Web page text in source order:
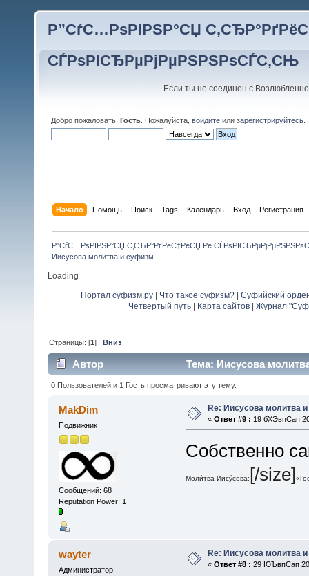
Р”СѓС…РѕРІРЅР°СЏ
СЃРѕРІСЂРµРјРµРЅРЅРѕСЃС‚СЊ
Если ты не соединен с
Добро пожаловать, Гость . Пожалуйста, войдите или зарегистрируйтесь
Начало Помощь Поиск Tags Календарь Вход Регистрация
Р”СѓС…РѕРІРЅР°СЏ С‚СЂР°РґРёС†РёСЏ Рё
Иисусова молитва и суфизм
Loading
Портал суфизм.ру Что такое суфизм?
Суфийский
Четвертый путь| Карта сайтов| Журнал
Страницы: [1] Вниз
Автор Тема: Иисусова
0 Пользователей и 1 Гость просматривают эту тему.
MakDim
Подвижник
Сообщений: 68
Reputation Power: 1
Re: Иисусова молитва
« Ответ #9 : 19 бХЭвпСап
Собственно
Моли́тва Иису́сова:[/size]
wayter
Администратор
Re: Иисусова молитва
« Ответ #8 : 29 ЮЪвпСап